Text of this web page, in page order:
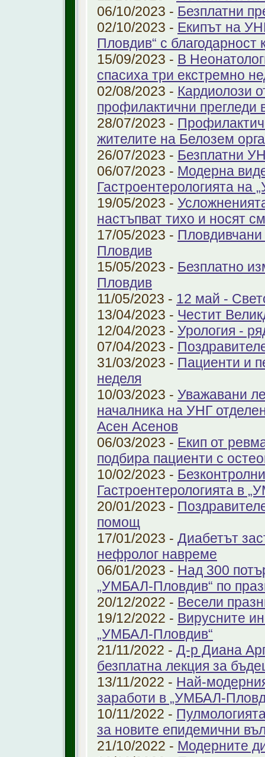
06/10/2023 - Безплатни
02/10/2023 - Екипът на
Пловдив“ с благодарност
15/09/2023 - В
спасиха три екстремно
02/08/2023 - Кардиолози
профилактични прегледи
28/07/2023 -
жителите на Белозем
26/07/2023 - Безплатни
06/07/2023 - Модерна
Гастроентерологията на
19/05/2023 -
настъпват тихо и носят
17/05/2023 -
Пловдив
15/05/2023 - Безплатно
Пловдив
11/05/2023 - 12 май -
13/04/2023 - Честит
12/04/2023 - Урология -
07/04/2023 -
31/03/2023 - Пациенти и
неделя
10/03/2023 - Уважавани
началника на УНГ
Асен Асенов
06/03/2023 - Екип от
подбира пациенти с
10/02/2023 -
Гастроентерологията в
20/01/2023 -
помощ
17/01/2023 - Диабетът
нефролог навреме
06/01/2023 - Над 300
„УМБАЛ-Пловдив“ по
20/12/2022 - Весели
19/12/2022 - Вирусните
„УМБАЛ-Пловдив“
21/11/2022 - Д-р Диана
безплатна лекция за
13/11/2022 - Най-
заработи в „УМБАЛ-
10/11/2022 -
за новите епидемични
21/10/2022 - Модерните